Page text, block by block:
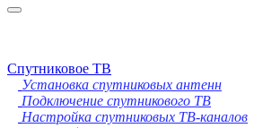
Toggle
Спутниковое ТВ
Установка спутниковых антенн
Подключение спутникового ТВ
Настройка спутниковых ТВ-каналов